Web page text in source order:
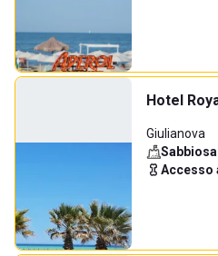
Hotel
Giulianova
Sabbiosa
Accesso